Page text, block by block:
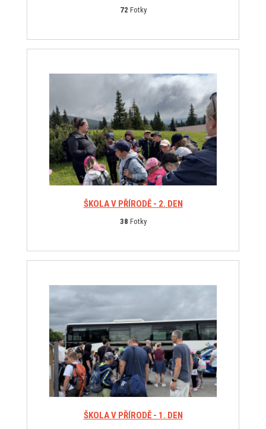
72 Fotky
ŠKOLA V PŘÍRODĚ - 2. DEN
38 Fotky
ŠKOLA V PŘÍRODĚ - 1. DEN